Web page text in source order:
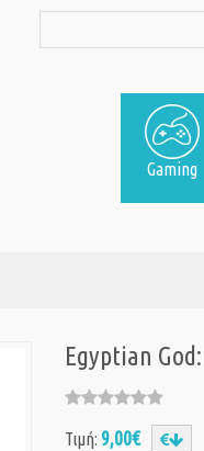
Gaming
Egyptian
Τιμή: 9,00€